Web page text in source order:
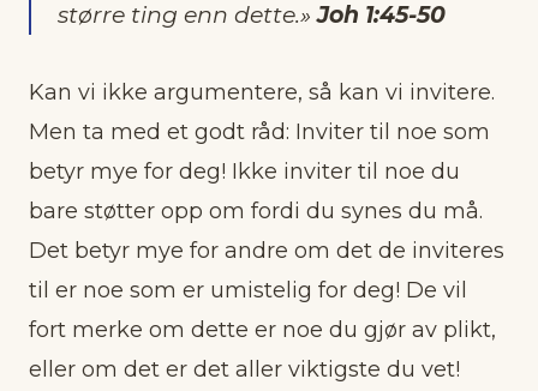
større ting enn dette.»Joh 1:45-50
Kan vi ikke argumentere, så kan vi invitere.
Men ta med et godt råd: Inviter til noe som
betyr mye for deg! Ikke inviter til noe du
bare støtter opp om fordi du synes du må.
Det betyr mye for andre om det de inviteres
til er noe som er umistelig for deg! De vil
fort merke om dette er noe du gjør av plikt,
eller om det er det aller viktigste du vet!